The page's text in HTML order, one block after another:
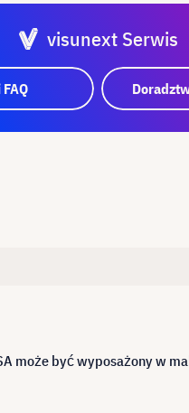
visunext Serwis
może być wyposażony w